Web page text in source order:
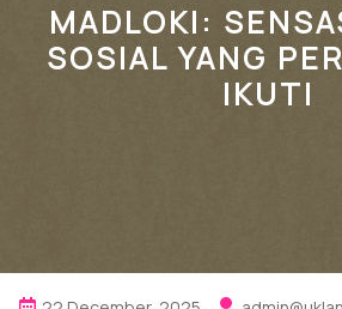
MADLOKI:
SOSIAL YANG
IKUTI